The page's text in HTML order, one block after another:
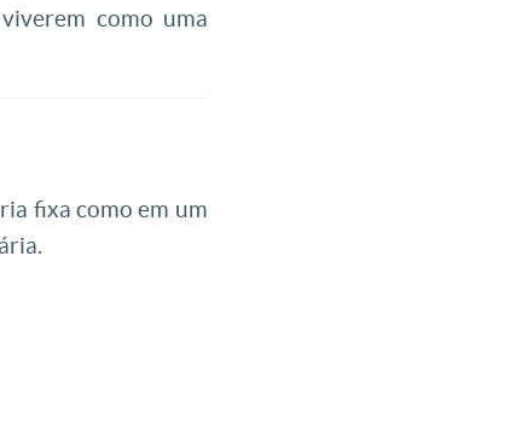
como uma
fixa como em um